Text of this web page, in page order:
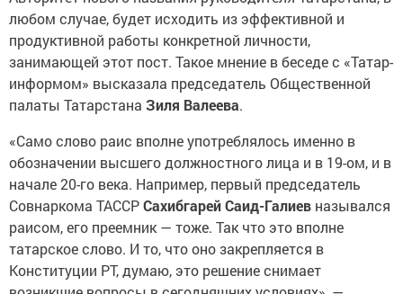
любом случае, будет исходить из эффективной и
продуктивной работы конкретной личности,
занимающей этот пост. Такое мнение в беседе с «Татар-
информом» высказала председатель Общественной
палаты Татарстана Зиля Валеева.
«Само слово раис вполне употреблялось именно в
обозначении высшего должностного лица и в 19-ом, и в
начале 20-го века. Например, первый председатель
Совнаркома ТАССРСахибгарей Саид-Галиев назывался
раисом, его преемник — тоже. Так что это вполне
татарское слово. И то, что оно закрепляется в
Конституции РТ, думаю, это решение снимает